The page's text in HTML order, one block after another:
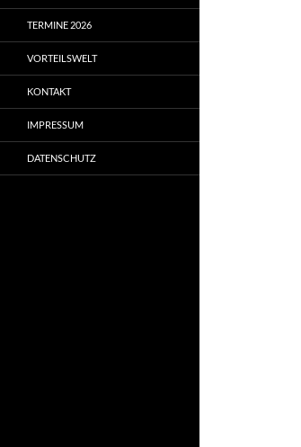
TERMINE 2026
VORTEILSWELT
KONTAKT
IMPRESSUM
DATENSCHUTZ